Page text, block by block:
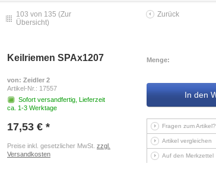
103 von 135 (Zur
Übersicht)
Zurück
Keilriemen SPAx1207
von: Zeidler 2
Artikel-Nr.: 17557
Sofort versandfertig, Lieferzeit
ca. 1-3 Werktage
17,53 € *
Preise inkl. gesetzlicher MwSt. zzgl.
Versandkosten
Menge:
Fragen zum Artikel?
Artikel vergleichen
Auf den Merkzettel